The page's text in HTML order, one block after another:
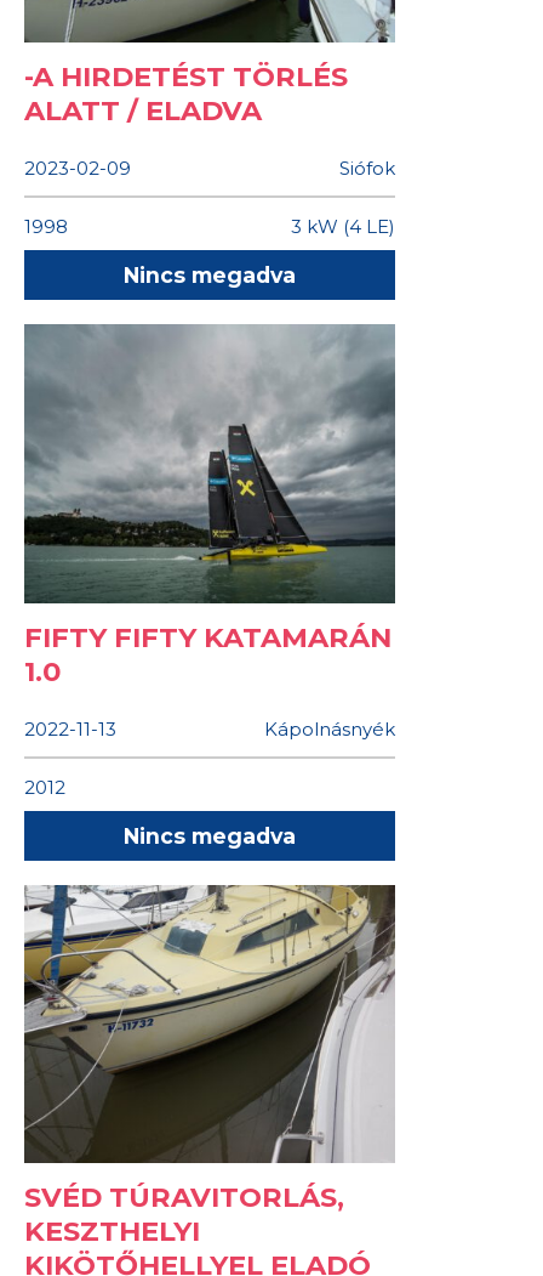
-A HIRDETÉST TÖRLÉS
ALATT / ELADVA
2023-02-09 Siófok
1998 3 kW (4 LE)
Nincs megadva
FIFTY FIFTY KATAMARÁN
1.0
2022-11-13 Kápolnásnyék
2012
Nincs megadva
SVÉD TÚRAVITORLÁS,
KESZTHELYI
KIKÖTŐHELLYEL ELADÓ